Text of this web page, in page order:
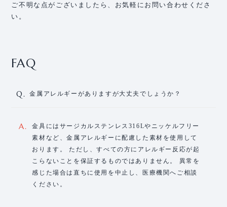
ご不明な点がございましたら、お気軽にお問い合わせくださ
い。
FAQ
Q. 金属アレルギーがありますが大丈夫でしょうか？
A.
金具にはサージカルステンレス316Lやニッケルフリー
素材など、金属アレルギーに配慮した素材を使用して
おります。 ただし、すべての方にアレルギー反応が起
こらないことを保証するものではありません。 異常を
感じた場合は直ちに使用を中止し、医療機関へご相談
ください。